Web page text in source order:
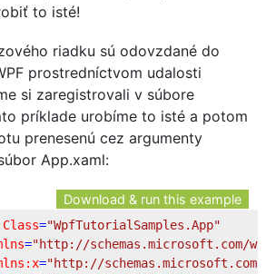
to isté!
riadku sú odovzdané do
prostredníctvom udalosti
si zaregistrovali v súbore
príklade urobíme to isté a potom
prenesenú cez argumenty
App.xaml:
Download & run this example
="WpfTutorialSamples.App"
="http://schemas.microsoft.com/
="http://schemas.microsoft.com/